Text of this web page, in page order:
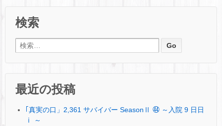
検索
検索:
最近の投稿
｢真実の口」2,361 サバイバー SeasonⅡ ㊹ ～入院 9 日日
ⅰ ～